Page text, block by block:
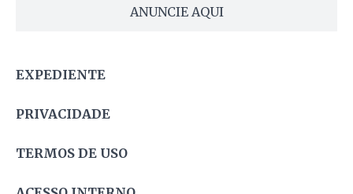
ANUNCIE AQUI
EXPEDIENTE
PRIVACIDADE
TERMOS DE USO